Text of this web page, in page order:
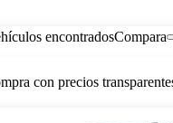
encontradosCompara
con precios